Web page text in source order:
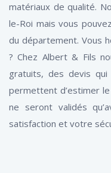
matériaux de qualité.
le-Roi mais vous
du département. Vous
? Chez Albert & Fils
gratuits, des devis
permettent d’estimer
ne seront validés
satisfaction et votre